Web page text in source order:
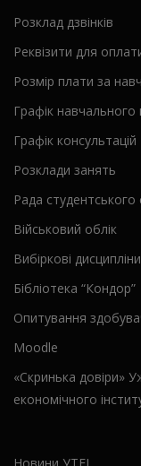
Розклад дзвінків
Реквізити для
Розмір плати за
Графік навчального
Графік консультацій
Розклади занять
Рада
Військовий облік
Вибіркові дисципліни
Бібліотека “Кондор”
Опитування
Moodle
«Скринька довіри»
економічного